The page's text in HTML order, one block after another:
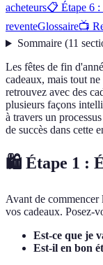
acheteurs📋 Étape 6 :
reventeGlossaire📺
Sommaire(11
Les fêtes de fin
cadeaux, mais tout
retrouvez avec des
plusieurs façons
à travers un
de succès dans cette
🛍️ Étape 1 :
Avant de commencer
vos cadeaux. Posez-
Est-ce que je
Est-il en bon